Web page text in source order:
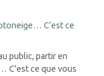
C’est ce
public, partir en
C'est ce que vous